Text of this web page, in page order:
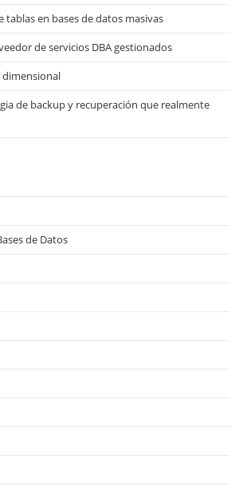
tablas en bases de datos masivas
de servicios DBA gestionados
de backup y recuperación que realmente
de Datos